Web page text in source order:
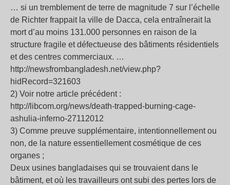
… si un tremblement de terre de magnitude 7 sur l’échelle
de Richter frappait la ville de Dacca, cela entraînerait la
mort d’au moins 131.000 personnes en raison de la
structure fragile et défectueuse des bâtiments résidentiels
et des centres commerciaux. …
http://newsfrombangladesh.net/view.php?
hidRecord=321603
2) Voir notre article précédent :
http://libcom.org/news/death-trapped-burning-cage-
ashulia-inferno-27112012
3) Comme preuve supplémentaire, intentionnellement ou
non, de la nature essentiellement cosmétique de ces
organes ;
Deux usines bangladaises qui se trouvaient dans le
bâtiment, et où les travailleurs ont subi des pertes lors de